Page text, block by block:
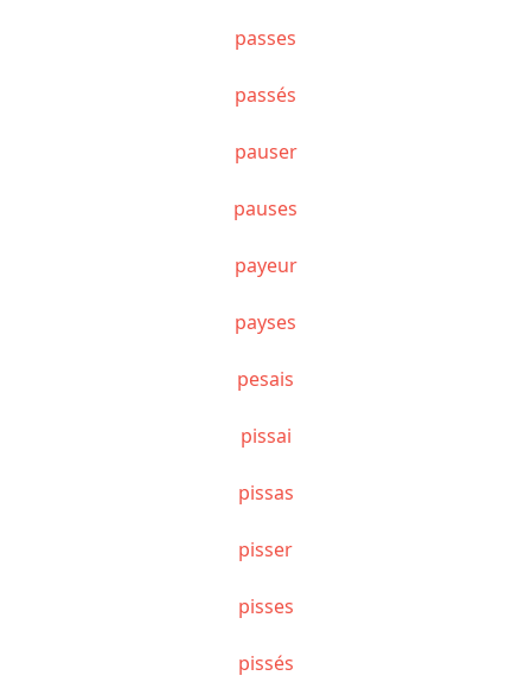
passes
passés
pauser
pauses
payeur
payses
pesais
pissai
pissas
pisser
pisses
pissés